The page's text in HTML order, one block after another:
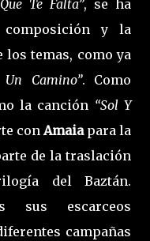
Te Falta”, se ha
composición y la
temas, como ya
Un Camino”. Como
la canción “Sol Y
conAmaia para la
de la traslación
del Baztán.
sus escarceos
campañas